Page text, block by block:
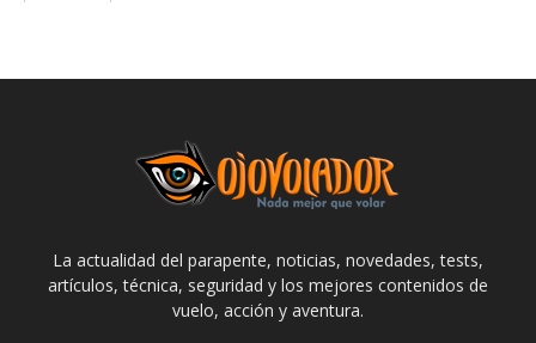
La actualidad del parapente, noticias, novedades, tests,
artículos, técnica, seguridad y los mejores contenidos de
vuelo, acción y aventura.